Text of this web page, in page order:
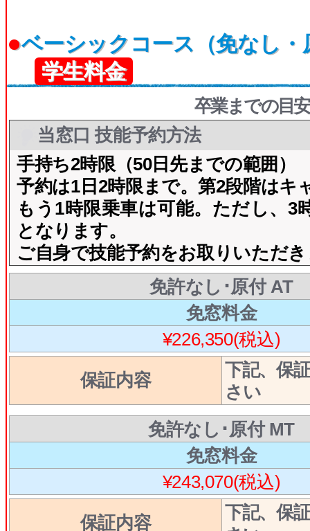
●ベーシックコース（免なし・
学生料金
卒業までの目
当窓口 技能予約方法
手持ち2時限（50日先までの範囲）
予約は1日2時限まで。第2段階はキ
もう1時限乗車は可能。ただし、3
となります。
ご自身で技能予約をお取りいただ
免許なし･原付 AT
免窓料金
¥226,350(税込)
保証内容
下記、保
さい
免許なし･原付 MT
免窓料金
¥243,070(税込)
保証内容
下記、保